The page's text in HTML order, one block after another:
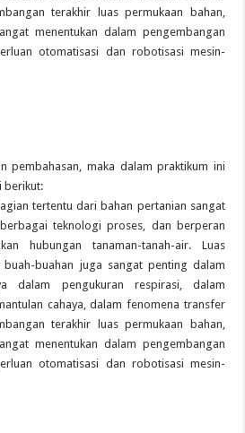
terakhir luas permukaan bahan,
menentukan dalam pengembangan
otomatisasi dan robotisasi mesin-
pembahasan, maka dalam praktikum ini
berikut:
tertentu dari bahan pertanian sangat
teknologi proses, dan berperan
hubungan tanaman-tanah-air. Luas
buahan juga sangat penting dalam
dalam pengukuran respirasi, dalam
cahaya, dalam fenomena transfer
terakhir luas permukaan bahan,
menentukan dalam pengembangan
otomatisasi dan robotisasi mesin-